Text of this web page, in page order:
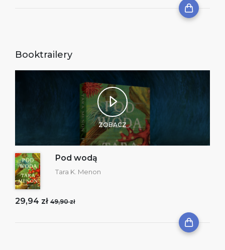
Booktrailery
ZOBACZ
Pod wodą
Tara K. Menon
29,94 zł 49,90 zł